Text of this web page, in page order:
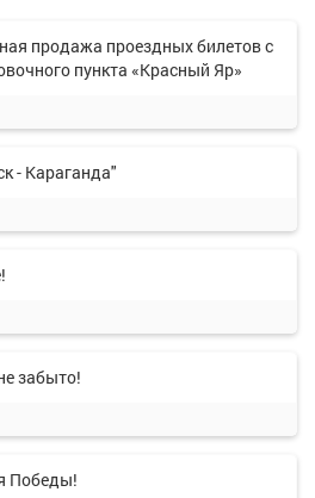
продажа проездных билетов с
пункта «Красный Яр»
- Караганда"
забыто!
Победы!